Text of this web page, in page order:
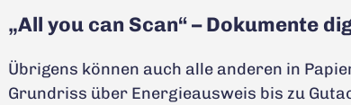
„All you can Scan“ – Dokumente
Übrigens können auch alle anderen in
Grundriss über Energieausweis bis zu